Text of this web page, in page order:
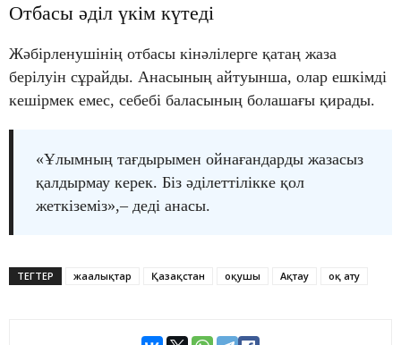
Отбасы әділ үкім күтеді
Жәбірленушінің отбасы кінәлілерге қатаң жаза
берілуін сұрайды. Анасының айтуынша, олар ешкімді
кешірмек емес, себебі баласының болашағы қирады.
«Ұлымның тағдырымен ойнағандарды жазасыз
қалдырмау керек. Біз әділеттілікке қол
жеткіземіз»,– деді анасы.
ТЕГТЕР жаңалықтар Қазақстан оқушы Ақтау оқ ату